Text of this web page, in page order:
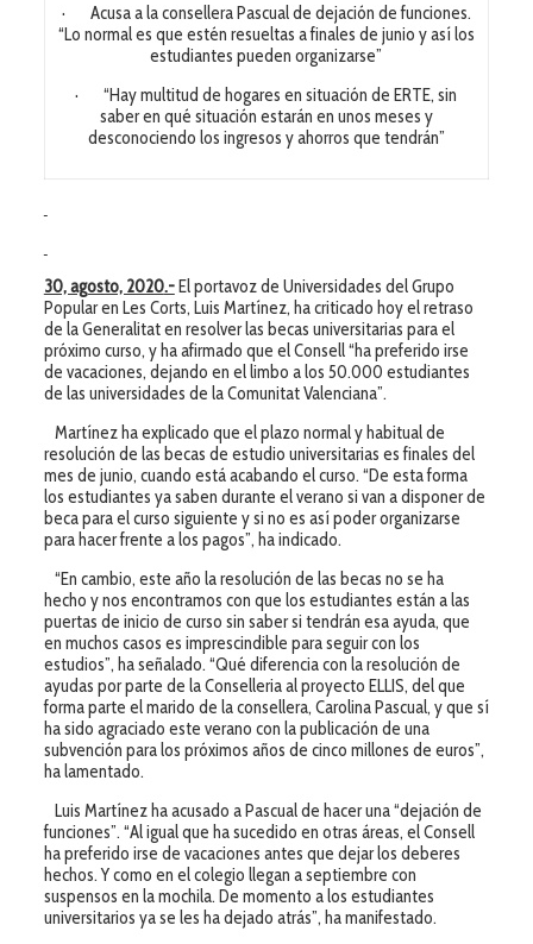
· Acusa a la consellera Pascual de dejación de funciones.
“Lo normal es que estén resueltas a finales de junio y así los
estudiantes pueden organizarse”
· “Hay multitud de hogares en situación de ERTE, sin
saber en qué situación estarán en unos meses y
desconociendo los ingresos y ahorros que tendrán”
30, agosto, 2020.-El portavoz de Universidades del Grupo
Popular en Les Corts, Luis Martínez, ha criticado hoy el retraso
de la Generalitat en resolver las becas universitarias para el
próximo curso, y ha afirmado que el Consell “ha preferido irse
de vacaciones, dejando en el limbo a los 50.000 estudiantes
de las universidades de la Comunitat Valenciana”.
Martínez ha explicado que el plazo normal y habitual de
resolución de las becas de estudio universitarias es finales del
mes de junio, cuando está acabando el curso. “De esta forma
los estudiantes ya saben durante el verano si van a disponer de
beca para el curso siguiente y si no es así poder organizarse
para hacer frente a los pagos”, ha indicado.
“En cambio, este año la resolución de las becas no se ha
hecho y nos encontramos con que los estudiantes están a las
puertas de inicio de curso sin saber si tendrán esa ayuda, que
en muchos casos es imprescindible para seguir con los
estudios”, ha señalado. “Qué diferencia con la resolución de
ayudas por parte de la Conselleria al proyecto ELLIS, del que
forma parte el marido de la consellera, Carolina Pascual, y que sí
ha sido agraciado este verano con la publicación de una
subvención para los próximos años de cinco millones de euros”,
ha lamentado.
Luis Martínez ha acusado a Pascual de hacer una “dejación de
funciones”. “Al igual que ha sucedido en otras áreas, el Consell
ha preferido irse de vacaciones antes que dejar los deberes
hechos. Y como en el colegio llegan a septiembre con
suspensos en la mochila. De momento a los estudiantes
universitarios ya se les ha dejado atrás”, ha manifestado.